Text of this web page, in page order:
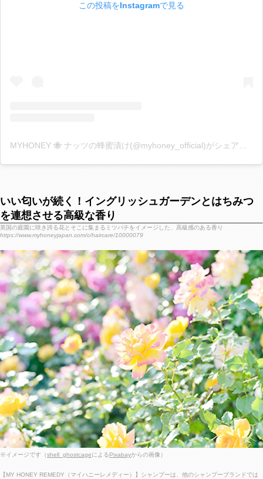
この投稿をInstagramで見る
MYHONEY 🐝 ナッツの蜂蜜漬け(@myhoney_official)がシェアした投稿
いい匂いが続く！イングリッシュガーデンとはちみつ
を連想させる高級な香り
英国の庭園に咲き誇る花とそこに集まるミツバチをイメージした、高級感のある香り
https://www.myhoneyjapan.com/c/haircare/10000079
※イメージです（shell_ghostcageによるPixabayからの画像）
【MY HONEY REMEDY（マイハニーレメディー）】シャンプーは、他のシャンプーブランドでは